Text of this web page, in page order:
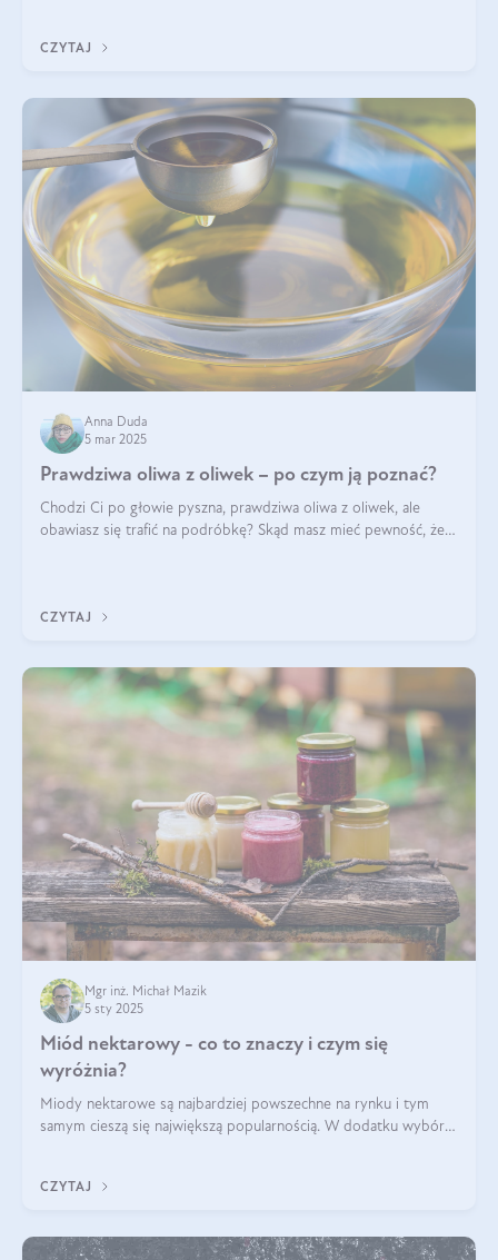
CZYTAJ
Anna Duda
5 mar 2025
Prawdziwa oliwa z oliwek – po czym ją poznać?
Chodzi Ci po głowie pyszna, prawdziwa oliwa z oliwek, ale
obawiasz się trafić na podróbkę? Skąd masz mieć pewność, że
CZYTAJ
Mgr inż. Michał Mazik
5 sty 2025
Miód nektarowy - co to znaczy i czym się
wyróżnia?
Miody nektarowe są najbardziej powszechne na rynku i tym
samym cieszą się największą popularnością. W dodatku wybór
CZYTAJ